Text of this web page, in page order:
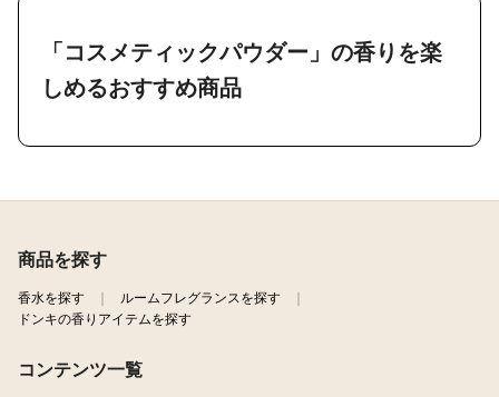
「コスメティックパウダー」の香りを楽
しめるおすすめ商品
商品を探す
香水を探す
ルームフレグランスを探す
ドンキの香りアイテムを探す
コンテンツ一覧